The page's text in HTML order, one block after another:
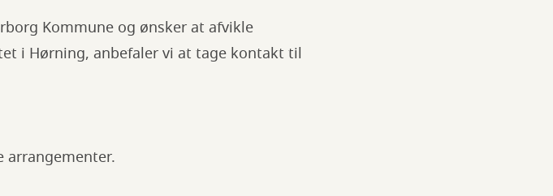
Kommune og ønsker at afvikle
i Hørning, anbefaler vi at tage kontakt til